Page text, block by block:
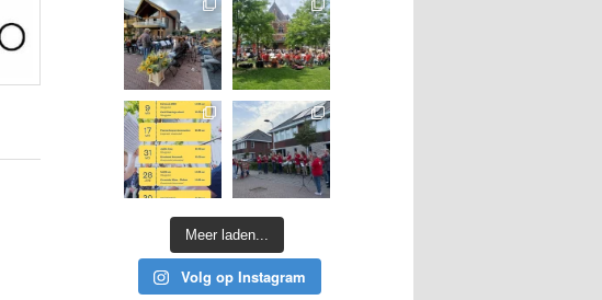
Meer laden...
Volg op Instagram